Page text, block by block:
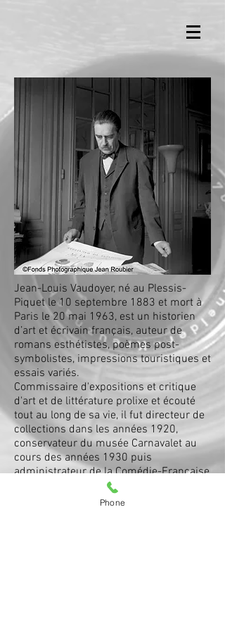
Jean-Louis Vaudoyer, né au Plessis-
Piquetle10 septembre 1883 et mort à
Paris le20 mai 1963, est un historien
d’art et écrivain français, auteur de
romans esthétistes, poèmes post-
symbolistes, impressionstouristiques et
essais variés.
Commissaire d'expositions et critique
d'art et de littérature prolixe et écouté
tout au long de sa vie, il fut directeur de
collections dans les années 1920,
conservateur dumusée Carnavalet au
cours desannées 1930 puis
administrateur de la Comédie-Française
Phone